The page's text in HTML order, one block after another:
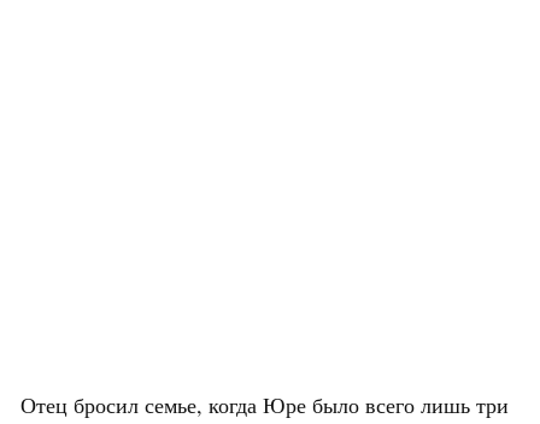
Отец бросил семье, когда Юре было всего лишь три